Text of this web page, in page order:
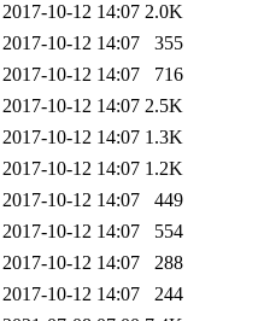
2017-10-12 14:07 2.0K
2017-10-12 14:07
355
2017-10-12 14:07
716
2017-10-12 14:07 2.5K
2017-10-12 14:07 1.3K
2017-10-12 14:07 1.2K
2017-10-12 14:07
449
2017-10-12 14:07
554
2017-10-12 14:07
288
2017-10-12 14:07
244